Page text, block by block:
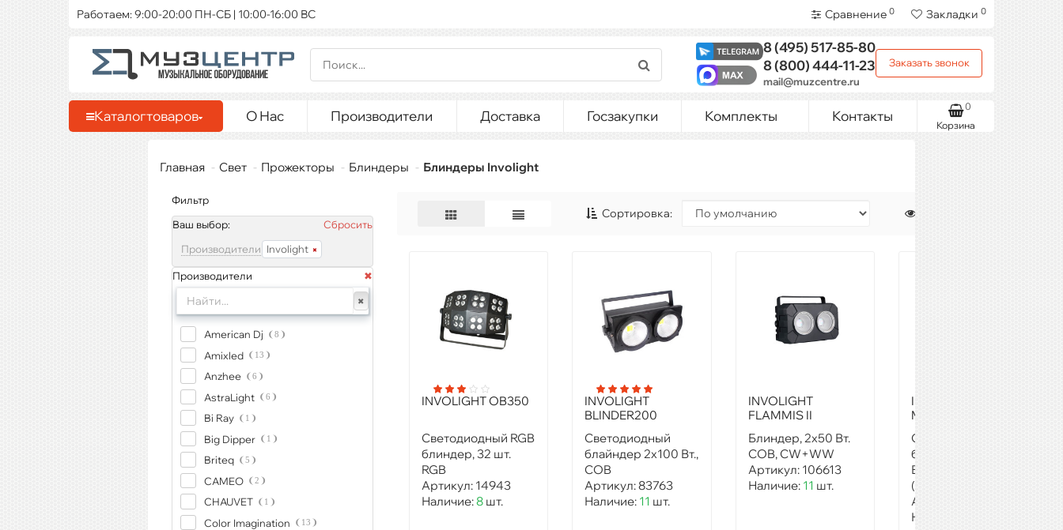
Работаем: 9:00-20:00 ПН-СБ | 10:00-16:00 ВС Сравнение 0 Закладки 0
8 (495)517-85-80
8 (800)444-11-23
mail@muzcentre.ru
Заказать звонок
Каталогтоваров О Нас Производители Доставка Госзакупки Комплекты Контакты
Корзина
0
Главная Свет Прожекторы Блиндеры Блиндеры Involight
Фильтр
Ваш выбор:
Сбросить
Производители Involight
Производители
American Dj 8
Amixled 13
Anzhee 6
AstraLight 6
Bi Ray 1
Big Dipper 1
Briteq 5
CAMEO 2
CHAUVET 1
Color Imagination 13
Сортировка:
INVOLIGHT OB350
Светодиодный RGB
блиндер, 32 шт.
RGB
Артикул: 14943
Наличие:8 шт.
INVOLIGHT
BLINDER200
Светодиодный
блайндер 2x100 Вт.,
COB
Артикул:83763
Наличие: 11 шт.
INVOLIGHT
FLAMMIS II
Блиндер, 2х50 Вт.
COB, CW+WW
Артикул: 106613
Наличие: 11 шт.
INVOLIGHT
MATRIX4415
Светодиодный RGB
блиндер, 16 шт. 15
Вт, RGB мультичип
(COB)
Артикул:
Наличие: